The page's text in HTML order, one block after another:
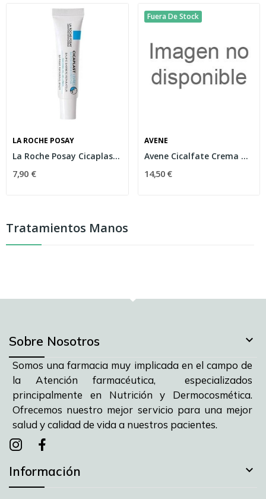
Tratamientos Manos
LA ROCHE POSAY
La Roche Posay Cicaplast Labios 7,5 ml
7,90 €
Fuera De Stock
AVENE
Avene Cicalfate Crema Manos Efecto Barrera 100ml
14,50 €
Sobre Nosotros 
Somos una farmacia muy implicada en el campo de
la Atención farmacéutica, especializados
principalmente en Nutrición y Dermocosmética.
Ofrecemos nuestro mejor servicio para una mejor
salud y calidad de vida a nuestros pacientes.
Información 